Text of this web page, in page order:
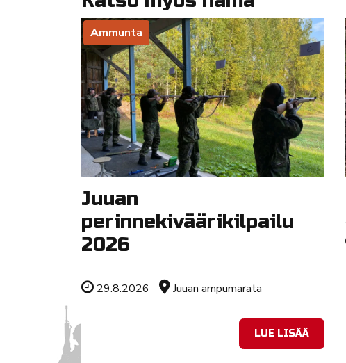
Ammunta
Juuan
perinnekiväärikilpailu
2026
Tapahtuman ajankohta
29.8.2026 Sijainti
Juuan ampumarata
LUE LISÄÄ